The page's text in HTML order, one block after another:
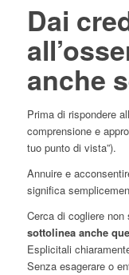
Dai
anche
Prima di rispondere
comprensione e
tuo punto di vista”).
Annuire e
significa
Cerca di cogliere
sottolinea anche
Esplicitali
Senza esagerare o